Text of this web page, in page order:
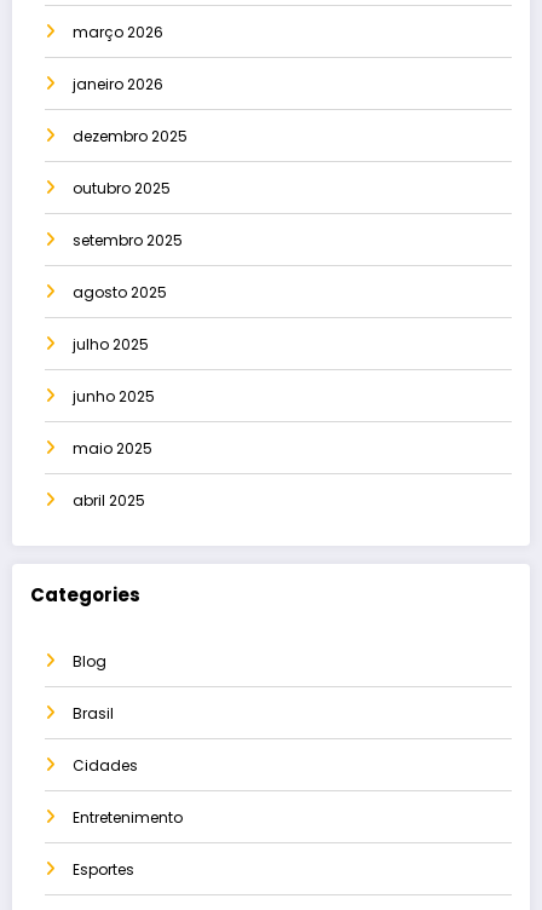
março 2026
janeiro 2026
dezembro 2025
outubro 2025
setembro 2025
agosto 2025
julho 2025
junho 2025
maio 2025
abril 2025
Categories
Blog
Brasil
Cidades
Entretenimento
Esportes